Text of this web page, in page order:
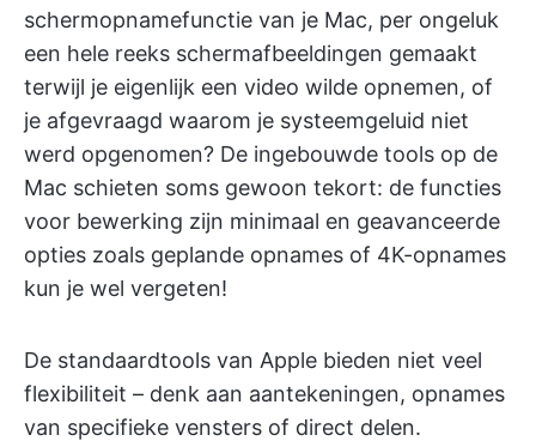
schermopnamefunctie van je Mac, per ongeluk
een hele reeks schermafbeeldingen gemaakt
terwijl je eigenlijk een video wilde opnemen, of
je afgevraagd waarom je systeemgeluid niet
werd opgenomen? De ingebouwde tools op de
Mac schieten soms gewoon tekort: de functies
voor bewerking zijn minimaal en geavanceerde
opties zoals geplande opnames of 4K-opnames
kun je wel vergeten!
De standaardtools van Apple bieden niet veel
flexibiliteit – denk aan aantekeningen, opnames
van specifieke vensters of direct delen.